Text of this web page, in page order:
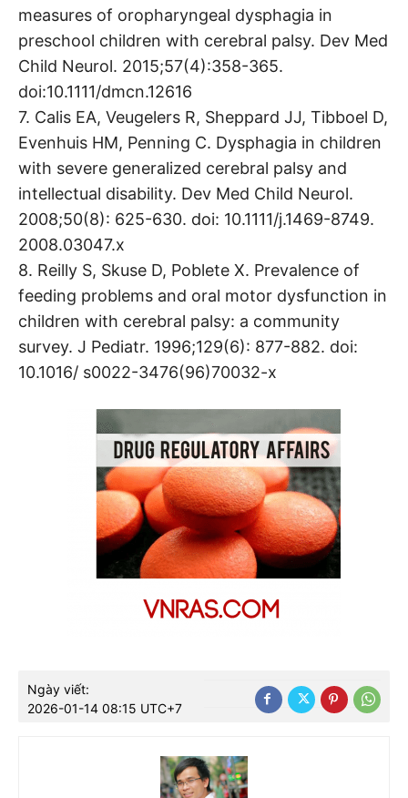
measures of oropharyngeal dysphagia in
preschool children with cerebral palsy. Dev Med
Child Neurol. 2015;57(4):358-365.
doi:10.1111/dmcn.12616
7. Calis EA, Veugelers R, Sheppard JJ, Tibboel D,
Evenhuis HM, Penning C. Dysphagia in children
with severe generalized cerebral palsy and
intellectual disability. Dev Med Child Neurol.
2008;50(8): 625-630. doi: 10.1111/j.1469-8749.
2008.03047.x
8. Reilly S, Skuse D, Poblete X. Prevalence of
feeding problems and oral motor dysfunction in
children with cerebral palsy: a community
survey. J Pediatr. 1996;129(6): 877-882. doi:
10.1016/ s0022-3476(96)70032-x
Ngày viết:
2026-01-14 08:15 UTC+7